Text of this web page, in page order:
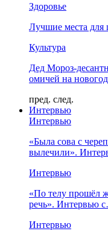
Здоровье
Лучшие места
Культура
Дед Мороз-
омичей на
пред. след.
Интервью
Интервью
«Была сова с
вылечили».
Интервью
«По телу прошёл
речь». Интервью
Интервью